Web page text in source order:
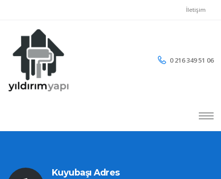
İletişim
0 216 349 51 06
Kuyubaşı Adres